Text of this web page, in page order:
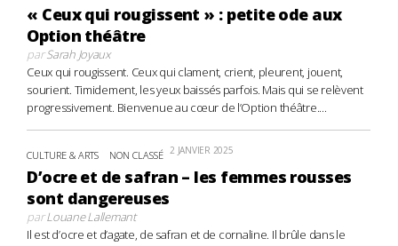
« Ceux qui rougissent » : petite ode aux
Option théâtre
parSarah Joyaux
Ceux qui rougissent. Ceux qui clament, crient, pleurent, jouent,
sourient. Timidement, les yeux baissés parfois. Mais qui se relèvent
progressivement. Bienvenue au cœur de l’Option théâtre....
CULTURE & ARTS NON CLASSÉ 2 JANVIER 2025
D’ocre et de safran – les femmes rousses
sont dangereuses
parLouane Lallemant
Il est d’ocre et d’agate, de safran et de cornaline. Il brûle dans le